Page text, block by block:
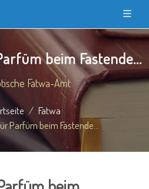
beim Fastende...
Fatwa-Amt
Fatwa
Parfüm beim Fastende...